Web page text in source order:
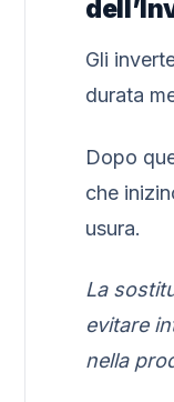
Gli
durata
Dopo
che
usura.
La
evitare
nella